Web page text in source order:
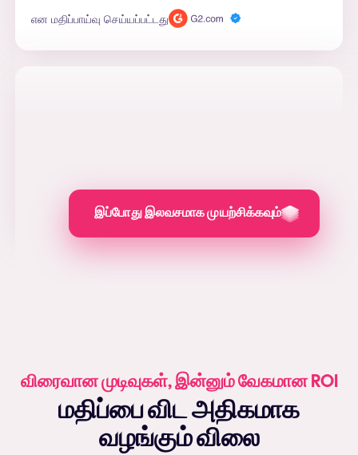
என மதிப்பாய்வு செய்யப்பட்டது
என மதிப்பாய்வு செய்யப்பட்டது
இப்போது இலவசமாக முயற்சிக்கவும்
விரைவான முடிவுகள், இன்னும் வேகமான ROI
மதிப்பை விட அதிகமாக
வழங்கும் விலை